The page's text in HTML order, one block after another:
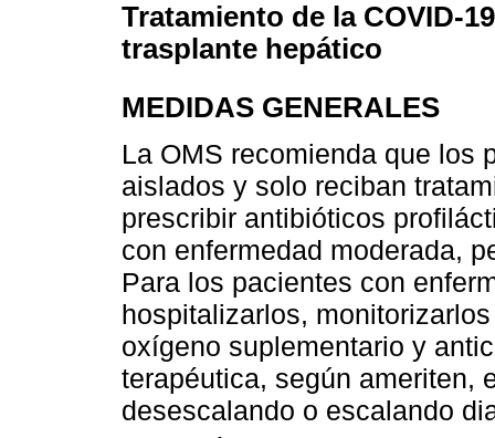
Tratamiento de la COVID-
trasplante hepático
MEDIDAS GENERALES
La OMS recomienda que los
aislados y solo reciban
prescribir antibióticos
con enfermedad moderada,
Para los pacientes con
hospitalizarlos,
oxígeno suplementario y
terapéutica, según ameriten,
desescalando o escalando